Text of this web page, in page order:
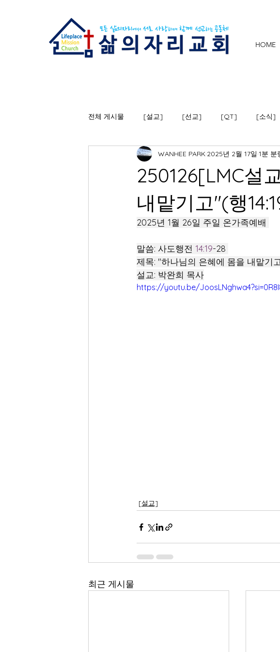
HOME
전체 게시물 [설교] [선교] [QT] [소식]
250126[LMC설
내맡기고"(행
WANHEE PARK 2025년 2월 17일 1분 분
2025년 1월 26일 주일 온가족예배
말씀: 사도행전 14:19-28
제목: "하나님의 은혜에 몸을 내맡기
설교: 박완희 목사
https://youtu.be/
[설교]
최근 게시물